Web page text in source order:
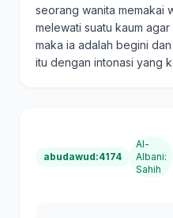
seorang wanita memakai
melewati suatu kaum
maka ia adalah begini
itu dengan intonasi yang
abudawud:4174
Al-
Albani:
Sahih